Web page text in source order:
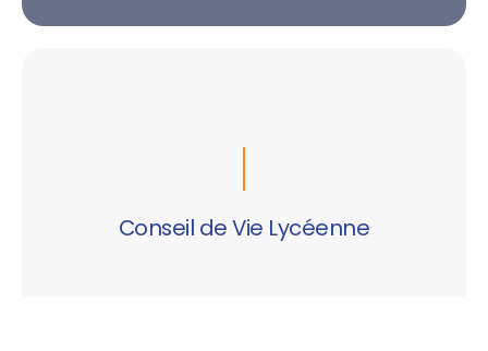
Conseil de Vie Lycéenne